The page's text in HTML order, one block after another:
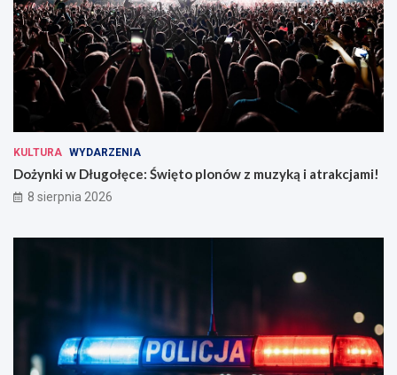
KULTURA WYDARZENIA
Dożynki w Długołęce: Święto plonów z muzyką i atrakcjami!
8 sierpnia 2026